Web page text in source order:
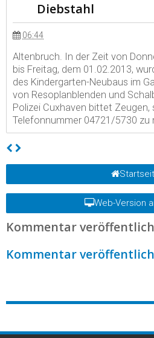
Diebstahl
06:44
Altenbruch. In der Zeit von
bis Freitag, dem 01.02.2013,
des Kindergarten-Neubaus im
von Resoplanblenden und
Polizei Cuxhaven bittet Zeugen,
Telefonnummer 04721/5730 zu
Web-Version
Kommentar
Kommentar